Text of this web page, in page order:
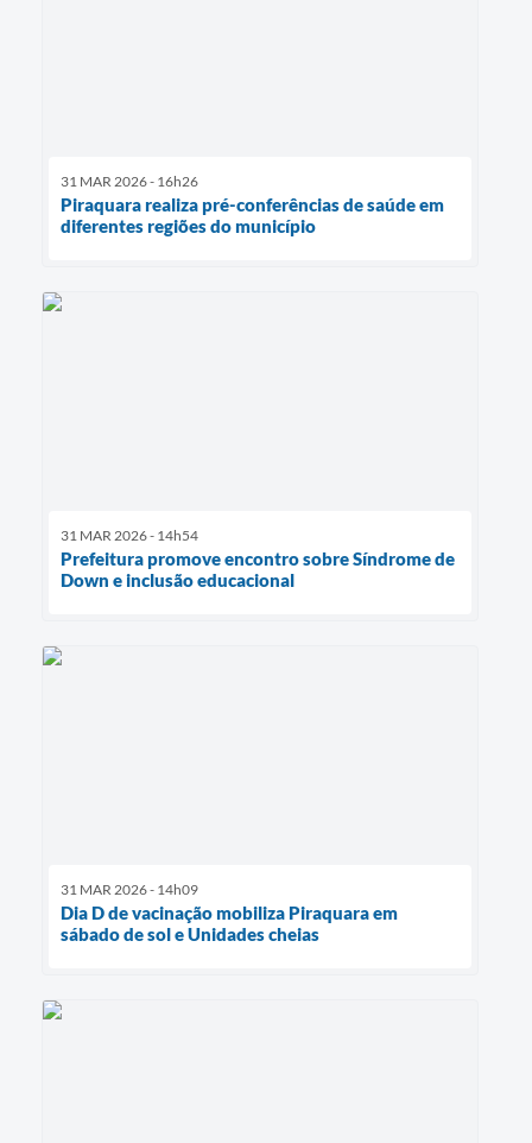
31 MAR 2026 - 16h26
Piraquara realiza pré-conferências de saúde em
diferentes regiões do município
31 MAR 2026 - 14h54
Prefeitura promove encontro sobre Síndrome de
Down e inclusão educacional
31 MAR 2026 - 14h09
Dia D de vacinação mobiliza Piraquara em
sábado de sol e Unidades cheias